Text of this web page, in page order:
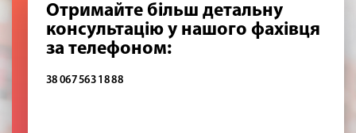
Отримайте більш детальну
консультацію у нашого фахівця
за телефоном:
38 067 563 18 88